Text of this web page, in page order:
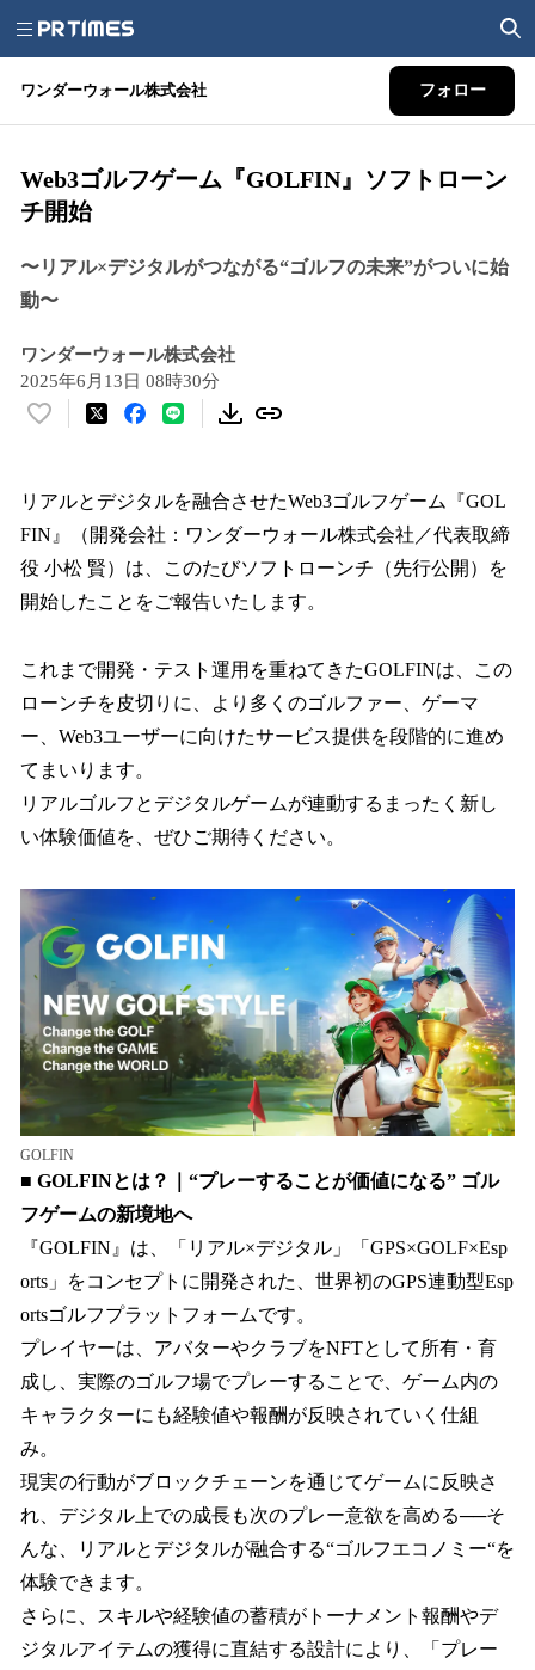
ワンダーウォール株式会社 フォロー
Web3ゴルフゲーム『GOLFIN』ソフトローン
チ開始
〜リアル×デジタルがつながる“ゴルフの未来”がついに始
動〜
ワンダーウォール株式会社
2025年6月13日 08時30分
い
！
数
を
読
み
中
で
リアルとデジタルを融合させたWeb3ゴルフゲーム『GOL
FIN』（開発会社：ワンダーウォール株式会社／代表取締
役 小松 賢）は、このたびソフトローンチ（先行公開）を
開始したことをご報告いたします。
これまで開発・テスト運用を重ねてきたGOLFINは、この
ローンチを皮切りに、より多くのゴルファー、ゲーマ
ー、Web3ユーザーに向けたサービス提供を段階的に進め
てまいります。
リアルゴルフとデジタルゲームが連動するまったく新し
い体験価値を、ぜひご期待ください。
GOLFIN
■ GOLFINとは？｜“プレーすることが価値になる” ゴル
フゲームの新境地へ
『GOLFIN』は、「リアル×デジタル」「GPS×GOLF×Esp
orts」をコンセプトに開発された、世界初のGPS連動型Esp
ortsゴルフプラットフォームです。
プレイヤーは、アバターやクラブをNFTとして所有・育
成し、実際のゴルフ場でプレーすることで、ゲーム内の
キャラクターにも経験値や報酬が反映されていく仕組
み。
現実の行動がブロックチェーンを通じてゲームに反映さ
れ、デジタル上での成長も次のプレー意欲を高める──そ
んな、リアルとデジタルが融合する“ゴルフエコノミー“を
体験できます。
さらに、スキルや経験値の蓄積がトーナメント報酬やデ
ジタルアイテムの獲得に直結する設計により、「プレー